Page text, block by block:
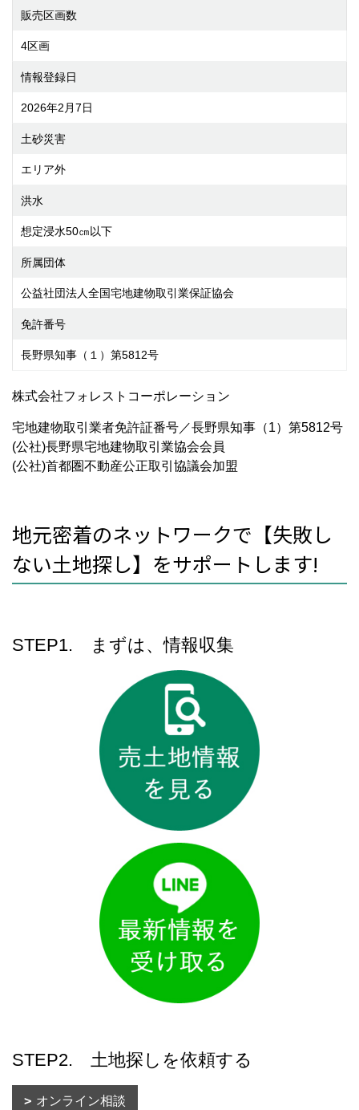
販売区画数
4区画
情報登録日
2026年2月7日
土砂災害
エリア外
洪水
想定浸水50㎝以下
所属団体
公益社団法人全国宅地建物取引業保証協会
免許番号
長野県知事（１）第5812号
株式会社フォレストコーポレーション
宅地建物取引業者免許証番号／長野県知事（1）第5812号
(公社)長野県宅地建物取引業協会会員
(公社)首都圏不動産公正取引協議会加盟
地元密着のネットワークで【失敗し
ない土地探し】をサポートします!
STEP1. まずは、情報収集
STEP2. 土地探しを依頼する
オンライン相談